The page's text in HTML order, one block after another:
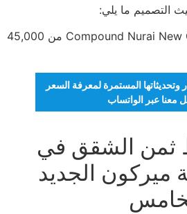
المتر يبدأ في Compound Nurai New Cairo من 45,000
وتحديثاتها المستمرة لمعرفة السعر
معنا عبر الواتساب
ثمن الشقق في
الجديد